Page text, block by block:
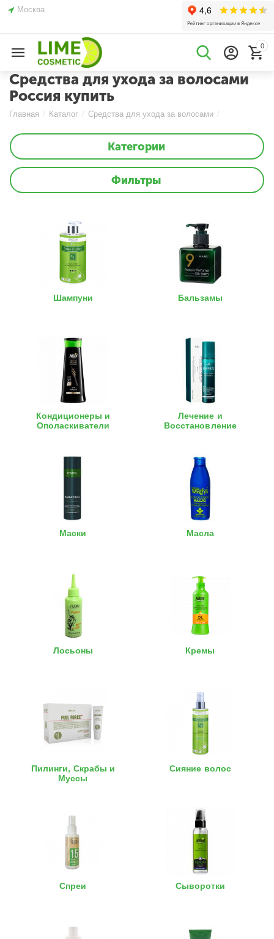
Москва
0
Средства для ухода за волосами
Россия купить
Главная / Каталог / Средства для ухода за волосами /
Категории
Фильтры
Шампуни Бальзамы
Кондиционеры и
Ополаскиватели
Лечение и
Восстановление
Маски Масла
Лосьоны Кремы
Пилинги, Скрабы и
Муссы
Сияние волос
Спреи Сыворотки